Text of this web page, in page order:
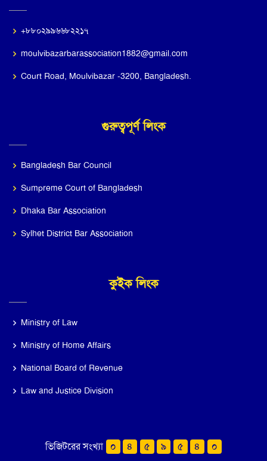
+৮৮০২৯৯৬৬৮২২১৭
moulvibazarbarassociation1882@gmail.com
Court Road, Moulvibazar -3200, Bangladesh.
গুরুত্বপূর্ণ লিংক
Bangladesh Bar Council
Sumpreme Court of Bangladesh
Dhaka Bar Association
Sylhet District Bar Association
কুইক লিংক
Ministry of Law
Ministry of Home Affairs
National Board of Revenue
Law and Justice Division
ভিজিটরের সংখ্যা ০ ৪ ৫ ৯ ৫ ৪ ০